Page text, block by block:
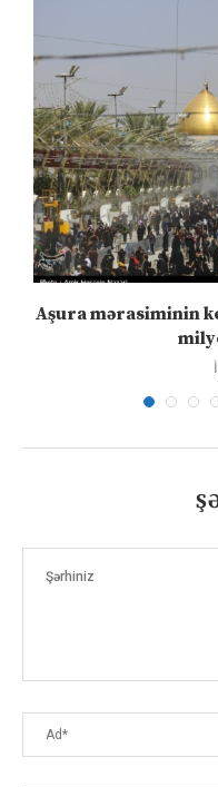
Aşura mərasiminin